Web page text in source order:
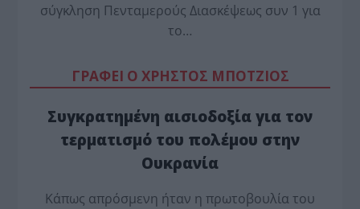
σύγκληση Πενταμερούς Διασκέψεως συν 1 για
το…
ΓΡΑΦΕΙ Ο ΧΡΗΣΤΟΣ ΜΠΟΤΖΙΟΣ
Συγκρατημένη αισιοδοξία για τον
τερματισμό του πολέμου στην
Ουκρανία
Κάπως απρόσμενη ήταν η πρωτοβουλία του